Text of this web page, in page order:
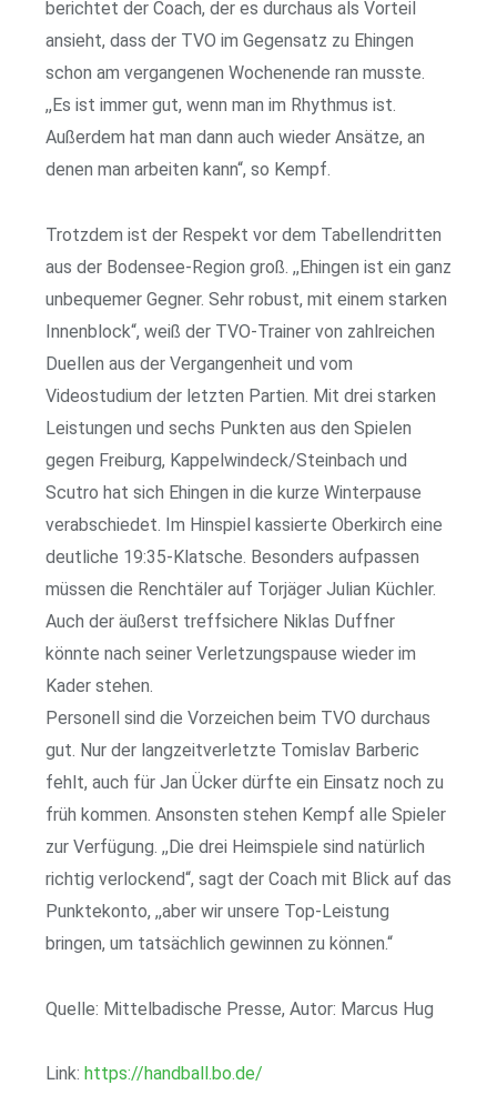
berichtet der Coach, der es durchaus als Vorteil
ansieht, dass der TVO im Gegensatz zu Ehingen
schon am vergangenen Wochenende ran musste.
,,Es ist immer gut, wenn man im Rhythmus ist.
Außerdem hat man dann auch wieder Ansätze, an
denen man arbeiten kann“, so Kempf.
Trotzdem ist der Respekt vor dem Tabellendritten
aus der Bodensee-Region groß. ,,Ehingen ist ein ganz
unbequemer Gegner. Sehr robust, mit einem starken
Innenblock“, weiß der TVO-Trainer von zahlreichen
Duellen aus der Vergangenheit und vom
Videostudium der letzten Partien. Mit drei starken
Leistungen und sechs Punkten aus den Spielen
gegen Freiburg, Kappelwindeck/Steinbach und
Scutro hat sich Ehingen in die kurze Winterpause
verabschiedet. Im Hinspiel kassierte Oberkirch eine
deutliche 19:35-Klatsche. Besonders aufpassen
müssen die Renchtäler auf Torjäger Julian Küchler.
Auch der äußerst treffsichere Niklas Duffner
könnte nach seiner Verletzungspause wieder im
Kader stehen.
Personell sind die Vorzeichen beim TVO durchaus
gut. Nur der langzeitverletzte Tomislav Barberic
fehlt, auch für Jan Ücker dürfte ein Einsatz noch zu
früh kommen. Ansonsten stehen Kempf alle Spieler
zur Verfügung. ,,Die drei Heimspiele sind natürlich
richtig verlockend“, sagt der Coach mit Blick auf das
Punktekonto, ,,aber wir unsere Top-Leistung
bringen, um tatsächlich gewinnen zu können.“
Quelle: Mittelbadische Presse, Autor: Marcus Hug
Link: https://handball.bo.de/